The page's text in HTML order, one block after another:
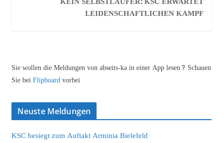
LEIDENSCHAFTLICHEN KAMPF
Sie wollen die Meldungen von abseits-ka in einer App lesen? Schauen
Sie beiFlipboardvorbei
Neuste Meldungen
KSC besiegt zum Auftakt Arminia Bielefeld